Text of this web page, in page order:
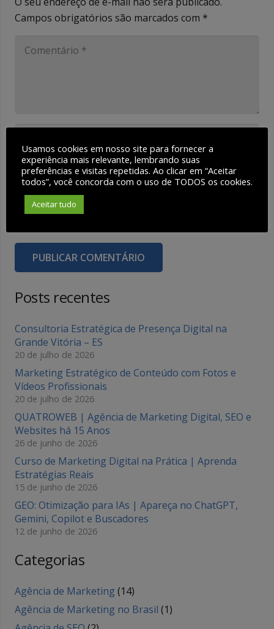
Campos obrigatórios são marcados com *
Salvar meus dados neste navegador para a
PUBLICAR COMENTÁRIO
Posts recentes
Consultoria Estratégica de Presença Digital na
Grande Vitória – ES
20 de julho de 2026
Marketing Estratégico de Conteúdo com Fotos e
Vídeos Profissionais
20 de julho de 2026
QUATROWEB | Agência de Marketing Digital, SEO e
Websites há 15 Anos
26 de junho de 2026
Curso de Marketing Digital na Prática | Aprenda
Estratégias Reais
15 de junho de 2026
GEO: Otimização para IAs | Apareça no ChatGPT,
Gemini, Copilot e Buscadores
12 de junho de 2026
Categorias
Agência de Marketing (14)
Agência de Marketing no Brasil (1)
Usamos cookies em nosso site para fornecer a
experiência mais relevante, lembrando suas
preferências e visitas repetidas. Ao clicar em “Aceitar
todos”, você concorda com o uso de TODOS os cookies.
Aceitar tudo